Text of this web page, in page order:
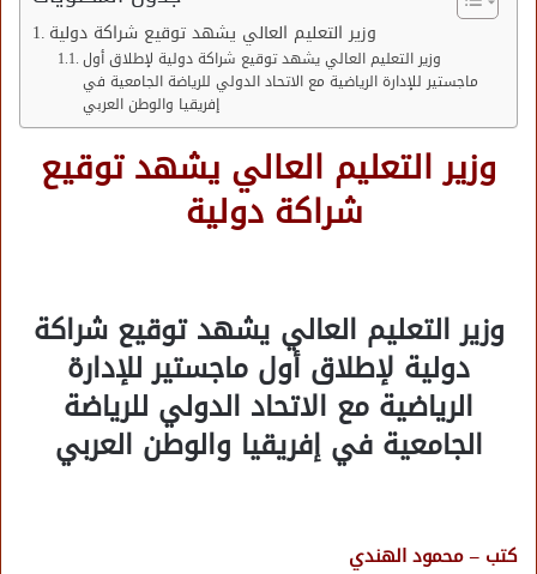
وزير التعليم العالي يشهد توقيع شراكة دولية لإطلاق أول
ماجستير للإدارة الرياضية مع الاتحاد الدولي للرياضة الجامعية في
إفريقيا والوطن العربي
وزير التعليم العالي يشهد توقيع
شراكة دولية
وزير التعليم العالي يشهد توقيع شراكة
دولية لإطلاق أول ماجستير للإدارة
الرياضية مع الاتحاد الدولي للرياضة
الجامعية في إفريقيا والوطن العربي
كتب – محمود الهندي